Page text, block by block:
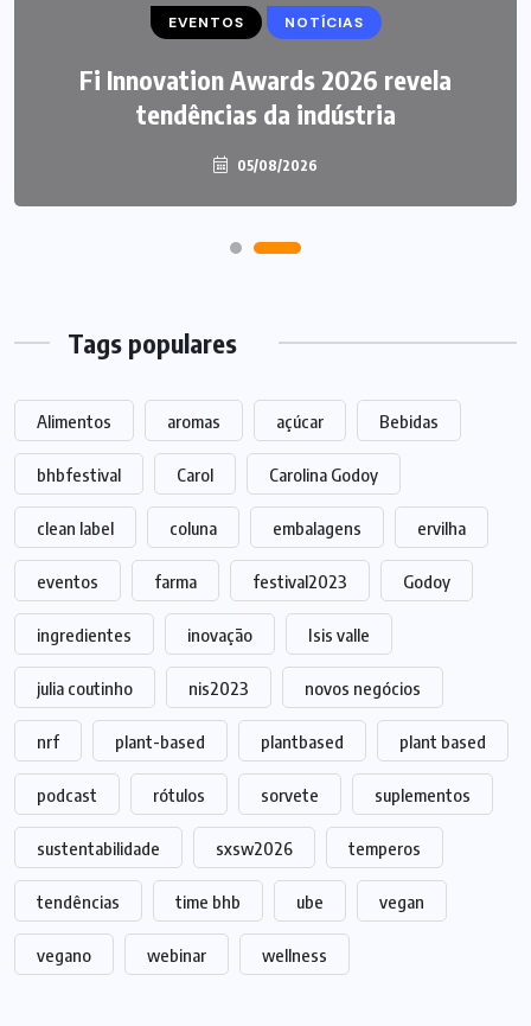
EVENTOS NOTÍCIAS
Fi Innovation Awards 2026 revela
tendências da indústria
05/08/2026
Tags populares
Alimentos aromas açúcar Bebidas
bhbfestival Carol Carolina Godoy
clean label coluna embalagens ervilha
eventos farma festival2023 Godoy
ingredientes inovação Isis valle
julia coutinho nis2023 novos negócios
nrf plant-based plantbased plant based
podcast rótulos sorvete suplementos
sustentabilidade sxsw2026 temperos
tendências time bhb ube vegan
vegano webinar wellness